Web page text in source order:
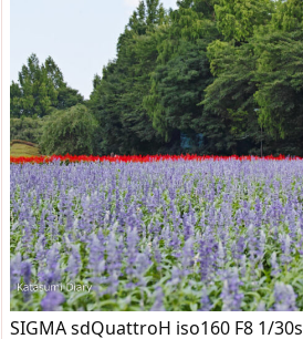
SIGMA sdQuattroH iso160 F8 1/